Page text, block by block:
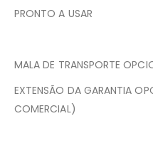
PRONTO A USAR
MALA DE TRANSPORTE
EXTENSÃO DA GARANTIA
COMERCIAL)